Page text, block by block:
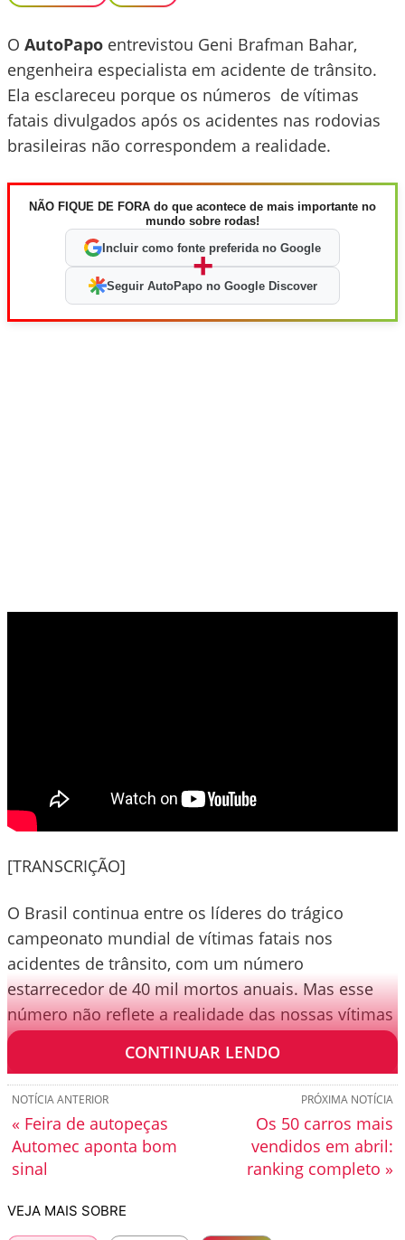
O AutoPapo entrevistou Geni Brafman Bahar,
engenheira especialista em acidente de trânsito.
Ela esclareceu porque os números de vítimas
fatais divulgados após os acidentes nas rodovias
brasileiras não correspondem a realidade.
NÃO FIQUE DE FORA do que acontece de mais importante no
mundo sobre rodas!
Incluir como fonte preferida no Google
+
Seguir AutoPapo no Google Discover
[TRANSCRIÇÃO]
O Brasil continua entre os líderes do trágico
campeonato mundial de vítimas fatais nos
acidentes de trânsito, com um número
estarrecedor de 40 mil mortos anuais. Mas esse
número não reflete a realidade das nossas vítimas
de trânsito.
CONTINUAR LENDO
PRÓXIMA NOTÍCIA
Os 50 carros mais
vendidos em abril:
ranking completo »
NOTÍCIA ANTERIOR
« Feira de autopeças
Automec aponta bom
sinal
VEJA MAIS SOBRE